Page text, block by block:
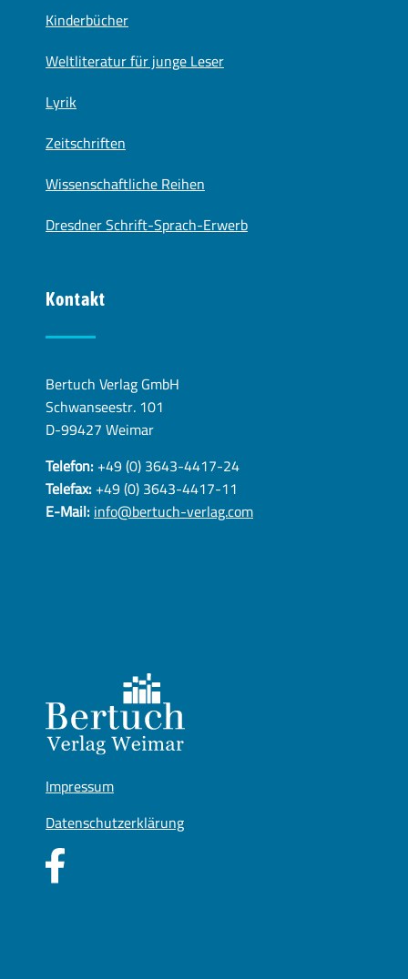
Kinderbücher
Weltliteratur für junge Leser
Lyrik
Zeitschriften
Wissenschaftliche Reihen
Dresdner Schrift-Sprach-Erwerb
Kontakt
Bertuch Verlag GmbH
Schwanseestr. 101
D-99427 Weimar
Telefon:+49 (0) 3643-4417-24
Telefax:+49 (0) 3643-4417-11
E-Mail:info@bertuch-verlag.com
Impressum
Datenschutzerklärung